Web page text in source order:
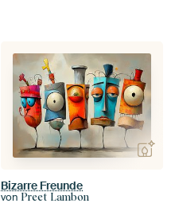
Bizarre Freunde
von Preet Lambon